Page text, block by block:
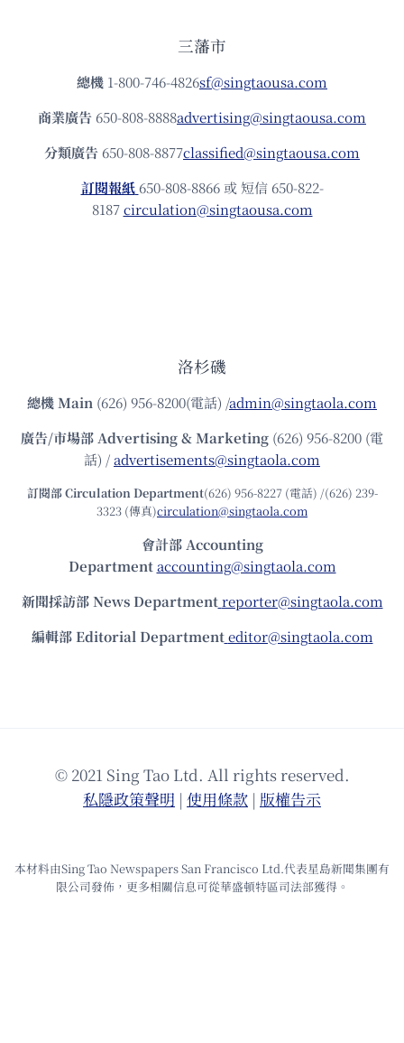
三藩市
總機 1-800-746-4826sf@singtaousa.com
商業廣告 650-808-8888advertising@singtaousa.com
分類廣告 650-808-8877classified@singtaousa.com
訂閱報紙 650-808-8866 或 短信 650-822-
8187circulation@singtaousa.com
洛杉磯
總機Main (626) 956-8200(電話) /admin@singtaola.com
廣告/市場部Advertising & Marketing (626) 956-8200 (電
話) /advertisements@singtaola.com
訂閱部 Circulation Department(626) 956-8227 (電話) /(626) 239-
3323 (傳真)circulation@singtaola.com
會計部 Accounting
Department accounting@singtaola.com
新聞採訪部 News Department reporter@singtaola.com
編輯部 Editorial Department editor@singtaola.com
© 2021 Sing Tao Ltd. All rights reserved.
私隱政策聲明 | 使⽤條款 | 版權告⽰
本材料由Sing Tao Newspapers San Francisco Ltd.代表星島新聞集團有
限公司發佈，更多相關信息可從華盛頓特區司法部獲得。